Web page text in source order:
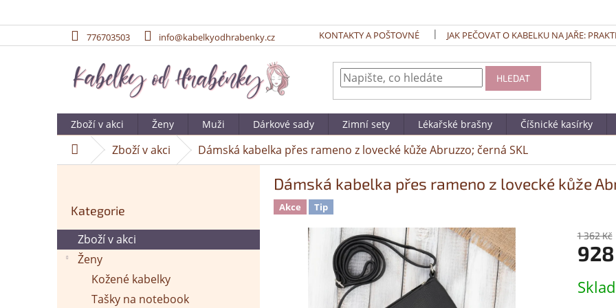
776703503 info@kabelkyodhrabenky.cz KONTAKTY A POŠTOVNÉ JAK PEČOVAT O KABELKU NA JAŘE:
HLEDAT
Zboží v akci Ženy Muži Dárkové sady Zimní sety Lékařské brašny Číšnické kasírky
DomůZboží v akci Dámská kabelka přes rameno z lovecké kůže Abruzzo; černá SKL
r
a
kategorie
Kategorie
Zboží v akci
Ženy
Kožené kabelky
Tašky na notebook
Dámská kabelka přes rameno z lovecké kůže
Akce Tip
1 362 Kč
cena: